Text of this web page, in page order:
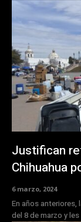
Justifican
Chihuahua
6 marzo, 2024
En años anteriores,
del 8 de marzo y